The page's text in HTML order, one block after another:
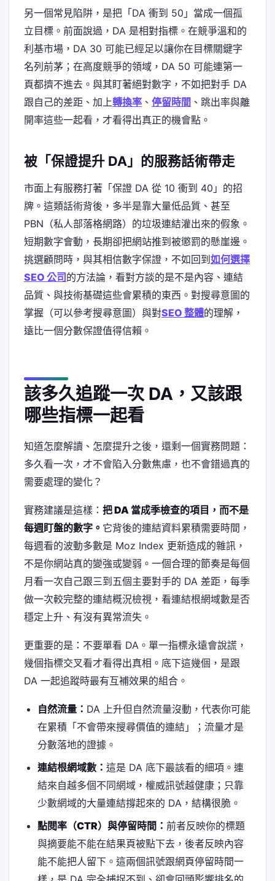
另一個常見陷阱，是把「DA 衝到 50」當成一個孤
立目標。前面說過，DA 是相對指標。在競爭溫和的
利基市場，DA 30 可能已經足以讓你在目標關鍵字
名列前茅；在高度競爭的領域，DA 50 可能連第一
頁都擠不進去。與其盯著絕對數字，不如把對手 DA
跟自己的差距、加上轉換率 、 停留時間 、跳出率與離
開率這些一起看，才看得出真正的機會點。
被「保證提升 DA」的服務話術帶走
市面上有服務打著「保證 DA 從 10 衝到 40」的招
牌。這類話術背後，多半是靠大量低品質、甚至
PBN（私人部落格網路）的垃圾連結灌出來的假象。
短期數字會動，長期卻把網站推到被懲罰的懸崖邊。
挑選顧問時，與其相信數字保證，不如回到如何選擇
SEO 公司的方法論，看對方談的是不是內容、連結
品質、與技術基礎這些會累積的東西。對搜尋意圖的
掌握（可以參考搜尋意圖）與對SEO 整體的理解，
遠比一個分數保證值得信賴。
該多久追蹤一次 DA，又該跟
哪些指標一起看
知道怎麼解讀、怎麼提升之後，還剩一個實務問題：
多久看一次，才不會陷入分數焦慮，也不會錯過真的
需要處理的變化？
實務建議是這樣： 把 DA 當成季檢查的項目，而不是
每週盯盤的數字。 它背後的連結資料累積需要時間，
每週看的波動多數是 Moz Index 更新造成的雜訊，
不是你網站真的變強或變弱。一個合理的節奏是每個
月看一次自己跟三到五個主要對手的 DA 差距，每季
做一次較完整的連結概況檢視，看連結根網域數是否
穩定上升、有沒有異常流失。
更重要的是：不要單看 DA。單一指標永遠會說謊，
幾個指標交叉看才看得出真相。底下這幾個，是跟
DA 一起追蹤時最有互補效果的組合。
自然流量： DA 上升但自然流量沒動，代表你可能
在累積「不會帶來搜尋價值的連結」；流量才是
分數落地的證據。
連結根網域數： 這是 DA 底下最該看的細項。連
結來自越多個不同網域，權威訊號越健康；只靠
少數網域的大量連結撐起來的 DA，結構很脆。
點閱率（CTR）與停留時間： 前者反映你的標題
與摘要能不能在結果頁被點下去，後者反映內容
能不能把人留下。這兩個訊號跟網頁停留時間一